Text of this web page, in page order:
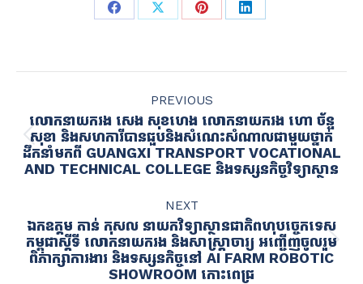
Share Share Share Share
PREVIOUS
Previous
post:
លោកនាយករង សេង សុខហេង លោកនាយករង ហោ ច័ន្ទ
សុខា និងសហការីបានជួបនិងសំណេះសំណាលជាមួយថ្នាក់
ដឹកនាំមកពី GUANGXI TRANSPORT VOCATIONAL
AND TECHNICAL COLLEGE និងទស្សនកិច្ចវិទ្យាស្ថាន
NEXT
Next
post:
ឯកឧត្តម តាន់ កុសល នាយកវិទ្យាស្ថានជាតិពហុបច្ចេកទេស
កម្ពុជាស្តីទី លោកនាយករង និងសាស្ត្រាចារ្យ អញ្ជើញចូលរួម
ពិភាក្សាការងារ និងទស្សនកិច្ចនៅ AI FARM ROBOTIC
SHOWROOM កោះពេជ្រ